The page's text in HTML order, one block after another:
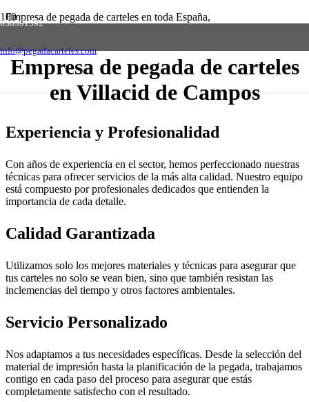
658591592
info@pegadacarteles.com
Empresa de pegada de carteles en toda España,
solicite presupuesto sin compromiso
Empresa de pegada de carteles
en Villacid de Campos
Experiencia y Profesionalidad
Con años de experiencia en el sector, hemos perfeccionado nuestras
técnicas para ofrecer servicios de la más alta calidad. Nuestro equipo
está compuesto por profesionales dedicados que entienden la
importancia de cada detalle.
Calidad Garantizada
Utilizamos solo los mejores materiales y técnicas para asegurar que
tus carteles no solo se vean bien, sino que también resistan las
inclemencias del tiempo y otros factores ambientales.
Servicio Personalizado
Nos adaptamos a tus necesidades específicas. Desde la selección del
material de impresión hasta la planificación de la pegada, trabajamos
contigo en cada paso del proceso para asegurar que estás
completamente satisfecho con el resultado.